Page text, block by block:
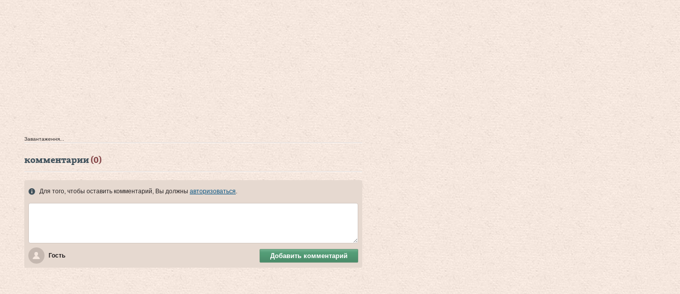
Завантаження...
комментарии(0)
Для того, чтобы оставить комментарий, Вы должны авторизоваться
Гость Добавить комментарий